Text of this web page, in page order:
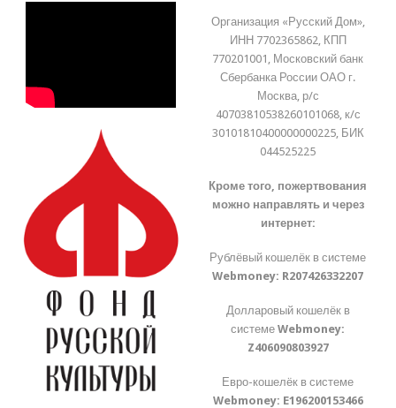
Организация «Русский Дом»,
ИНН 7702365862, КПП
770201001, Московский банк
Сбербанка России ОАО г.
Москва, р/с
40703810538260101068, к/с
30101810400000000225, БИК
044525225
Кроме того, пожертвования
можно направлять и через
интернет:
Рублёвый кошелёк в системе
Webmoney: R207426332207
Долларовый кошелёк в
системеWebmoney:
Z406090803927
Евро-кошелёк в системе
Webmoney: E196200153466